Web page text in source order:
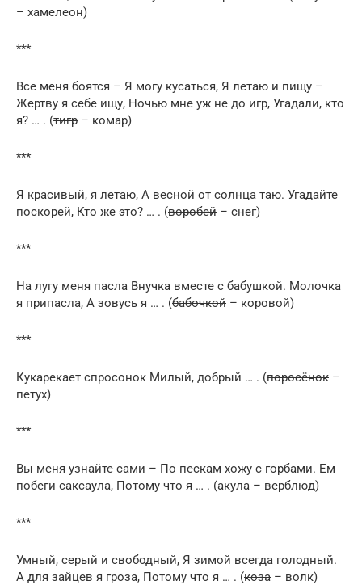
– хамелеон)
***
Все меня боятся – Я могу кусаться, Я летаю и пищу –
Жертву я себе ищу, Ночью мне уж не до игр, Угадали, кто
я? … . (тигр – комар)
***
Я красивый, я летаю, А весной от солнца таю. Угадайте
поскорей, Кто же это? … . (воробей – снег)
***
На лугу меня пасла Внучка вместе с бабушкой. Молочка
я припасла, А зовусь я … . (бабочкой – коровой)
***
Кукарекает спросонок Милый, добрый … . (поросёнок –
петух)
***
Вы меня узнайте сами – По пескам хожу с горбами. Ем
побеги саксаула, Потому что я … . (акула – верблюд)
***
Умный, серый и свободный, Я зимой всегда голодный.
А для зайцев я гроза, Потому что я … . (коза – волк)